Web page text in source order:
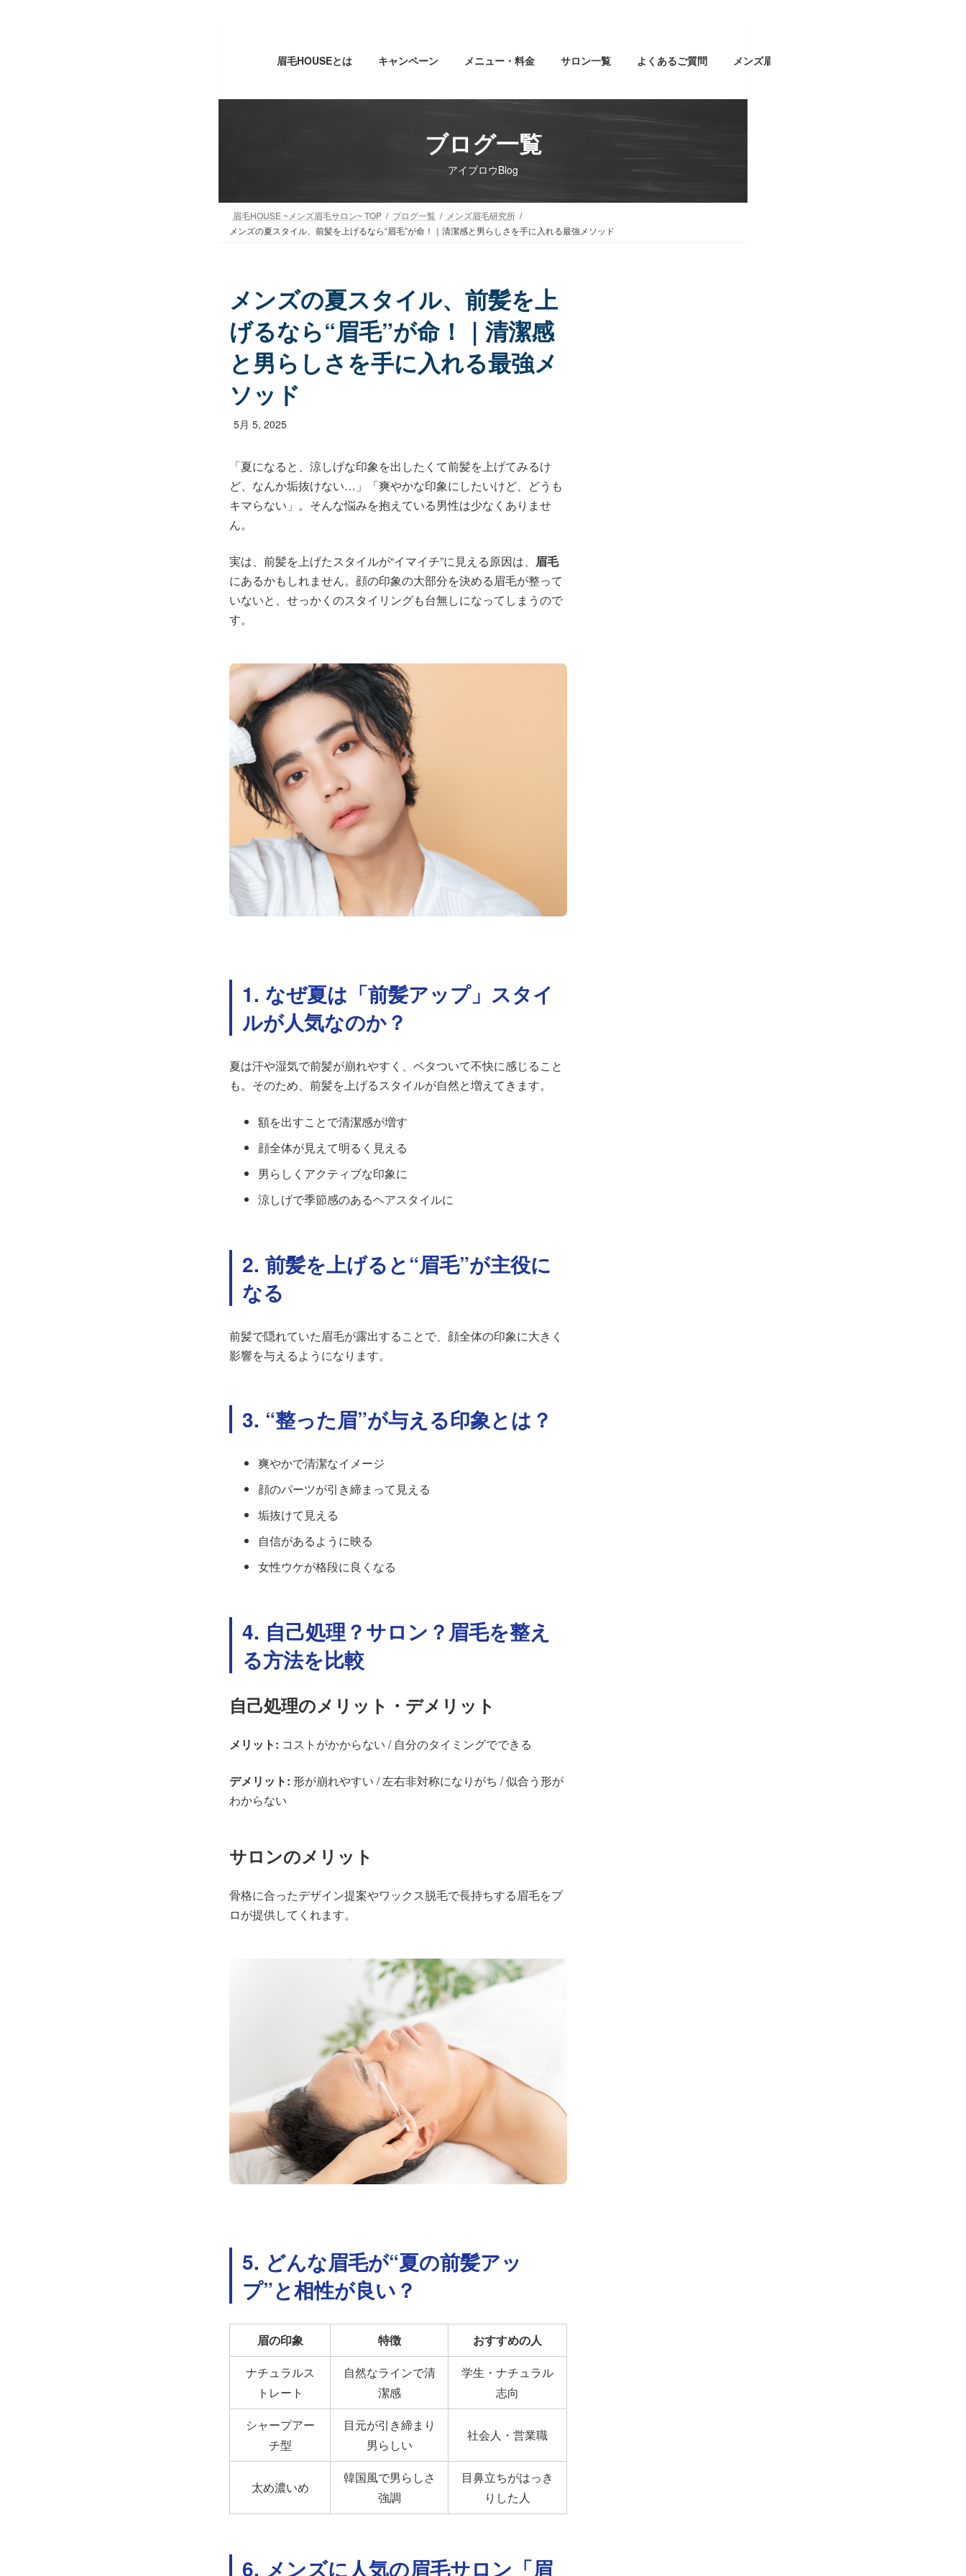
眉毛HOUSEとは キャンペーン メニュー・料金 サロン一覧 よくあるご質問 メンズ眉ブログ
ブログ一覧
アイブロウBlog
眉毛HOUSE ~メンズ眉毛サロン~ TOP ブログ一覧
メンズ眉毛研究所
メンズの夏スタイル、前髪を上げるなら“眉毛”が命！｜清潔感と男らしさを手に入れる最強メソッド
メンズの夏スタイル、前髪を上
げるなら“眉毛”が命！｜清潔感
と男らしさを手に入れる最強メ
ソッド
5月 5, 2025
「夏になると、涼しげな印象を出したくて前髪を上げてみるけ
ど、なんか垢抜けない…」「爽やかな印象にしたいけど、どうも
キマらない」。そんな悩みを抱えている男性は少なくありませ
ん。
実は、前髪を上げたスタイルが“イマイチ”に見える原因は、 眉毛
にあるかもしれません。顔の印象の大部分を決める眉毛が整って
いないと、せっかくのスタイリングも台無しになってしまうので
す。
1. なぜ夏は「前髪アップ」スタイ
ルが人気なのか？
夏は汗や湿気で前髪が崩れやすく、ベタついて不快に感じること
も。そのため、前髪を上げるスタイルが自然と増えてきます。
額を出すことで清潔感が増す
顔全体が見えて明るく見える
男らしくアクティブな印象に
涼しげで季節感のあるヘアスタイルに
2. 前髪を上げると“眉毛”が主役に
なる
前髪で隠れていた眉毛が露出することで、顔全体の印象に大きく
影響を与えるようになります。
3. “整った眉”が与える印象とは？
爽やかで清潔なイメージ
顔のパーツが引き締まって見える
垢抜けて見える
自信があるように映る
女性ウケが格段に良くなる
4. 自己処理？サロン？眉毛を整え
る方法を比較
自己処理のメリット・デメリット
メリット: コストがかからない / 自分のタイミングでできる
デメリット: 形が崩れやすい / 左右非対称になりがち / 似合う形が
わからない
サロンのメリット
骨格に合ったデザイン提案やワックス脱毛で長持ちする眉毛をプ
ロが提供してくれます。
5. どんな眉毛が“夏の前髪アッ
プ”と相性が良い？
眉の印象 特徴
おすすめの人
ナチュラルス
トレート
自然なラインで清
潔感
学生・ナチュラル
志向
シャープアー
チ型
目元が引き締まり
男らしい
社会人・営業職
太め濃いめ
韓国風で男らしさ
強調
目鼻立ちがはっき
りした人
6. メンズに人気の眉毛サロン「眉